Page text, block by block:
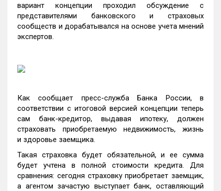
вариант концепции проходил обсуждение с
представителями банковского и страховых
сообществ и дорабатывался на основе учета мнений
экспертов.
Как сообщает пресс-служба Банка России, в
соответствии с итоговой версией концепции теперь
сам банк-кредитор, выдавая ипотеку, должен
страховать приобретаемую недвижимость, жизнь
и здоровье заемщика.
Такая страховка будет обязательной, и ее сумма
будет учтена в полной стоимости кредита. Для
сравнения: сегодня страховку приобретает заемщик,
а агентом зачастую выступает банк, оставляющий